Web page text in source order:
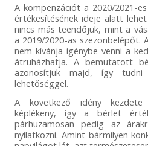
A kompenzációt a 2020/2021-
értékesítésének ideje alatt
nincs más teendőjük, mint a
a 2019/2020-as szezonbelépőt.
nem kívánja igénybe venni a
átruházhatja. A bemutatott
azonosítjuk majd, így
lehetőséggel.
A következő idény
képlékeny, így a bérlet
párhuzamosan pedig az
nyilatkozni. Amint bármilyen